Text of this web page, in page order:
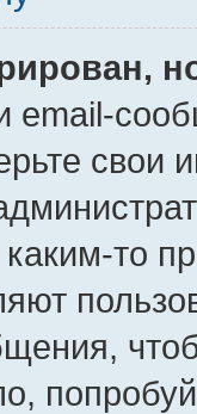
email-
свои
то